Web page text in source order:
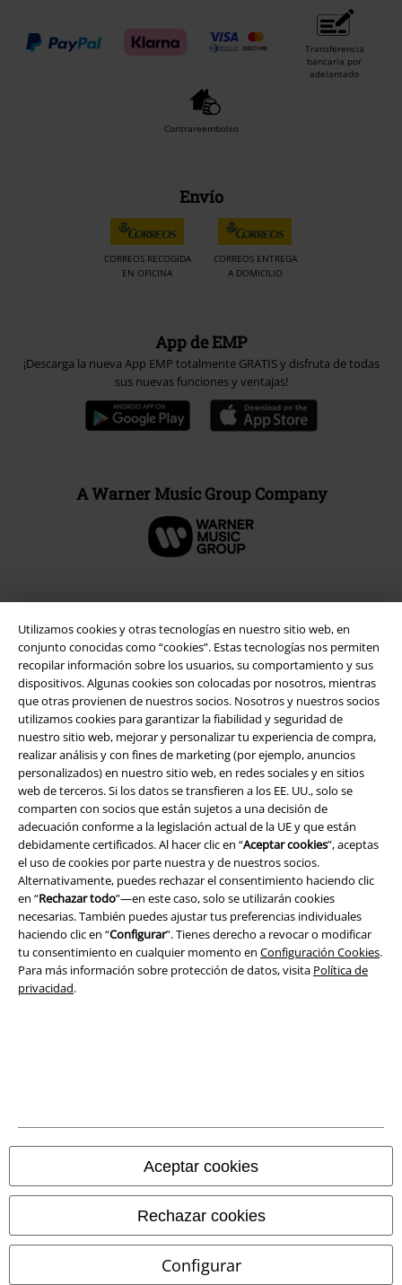
Utilizamos cookies y otras tecnologías en nuestro sitio web, en
conjunto conocidas como “cookies”. Estas tecnologías nos permiten
recopilar información sobre los usuarios, su comportamiento y sus
dispositivos. Algunas cookies son colocadas por nosotros, mientras
que otras provienen de nuestros socios. Nosotros y nuestros socios
utilizamos cookies para garantizar la fiabilidad y seguridad de
nuestro sitio web, mejorar y personalizar tu experiencia de compra,
realizar análisis y con fines de marketing (por ejemplo, anuncios
personalizados) en nuestro sitio web, en redes sociales y en sitios
web de terceros. Si los datos se transfieren a los EE. UU., solo se
comparten con socios que están sujetos a una decisión de
adecuación conforme a la legislación actual de la UE y que están
debidamente certificados. Al hacer clic en “Aceptar cookies”, aceptas
el uso de cookies por parte nuestra y de nuestros socios.
Alternativamente, puedes rechazar el consentimiento haciendo clic
en “Rechazar todo”—en este caso, solo se utilizarán cookies
necesarias. También puedes ajustar tus preferencias individuales
haciendo clic en “Configurar”. Tienes derecho a revocar o modificar
tu consentimiento en cualquier momento en Configuración Cookies.
Para más información sobre protección de datos, visita Política de
privacidad.
Aceptar cookies
Rechazar cookies
Configurar
Transferencia
bancaria por
adelantado
Contrareembolso
Envío
CORREOS RECOGIDA
EN OFICINA
CORREOS ENTREGA
A DOMICILIO
App de EMP
¡Descarga la nueva App EMP totalmente GRATIS y disfruta de todas
sus nuevas funciones y ventajas!
A Warner Music Group Company
Seguridad
Legal
Términos y Condiciones
Aviso Legal
Ley protección de datos
Cancelar pedido
Todos los precios incluyen el IVA pero no losgastos de transporte
© 1986-2026 E.M.P. Merchandising HGmbH